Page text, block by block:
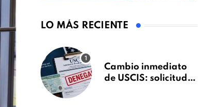
LO MÁS RECIENTE
Cambio inmediato
de USCIS: solicitudes